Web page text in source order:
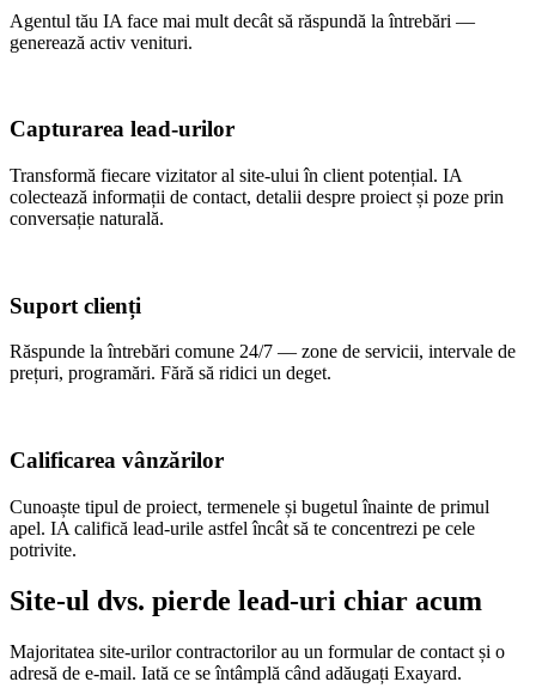
Agentul tău IA face mai mult decât să răspundă la întrebări —
generează activ venituri.
Capturarea lead-urilor
Transformă fiecare vizitator al site-ului în client potențial. IA
colectează informații de contact, detalii despre proiect și poze prin
conversație naturală.
Suport clienți
Răspunde la întrebări comune 24/7 — zone de servicii, intervale de
prețuri, programări. Fără să ridici un deget.
Calificarea vânzărilor
Cunoaște tipul de proiect, termenele și bugetul înainte de primul
apel. IA califică lead-urile astfel încât să te concentrezi pe cele
potrivite.
Site-ul dvs. pierde lead-uri chiar acum
Majoritatea site-urilor contractorilor au un formular de contact și o
adresă de e-mail. Iată ce se întâmplă când adăugați Exayard.